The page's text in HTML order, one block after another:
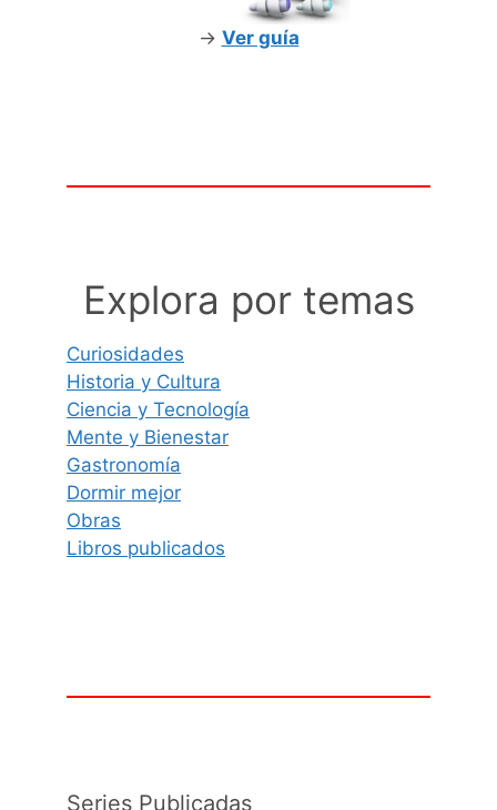
-> Ver guía
Explora por temas
Curiosidades
Historia y Cultura
Ciencia y Tecnología
Mente y Bienestar
Gastronomía
Dormir mejor
Obras
Libros publicados
Series Publicadas